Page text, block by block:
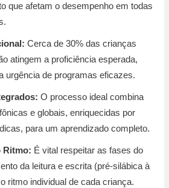
que afetam o desempenho em todas
Cerca de 30% das crianças
atingem a proficiência esperada,
urgência de programas eficazes.
O processo ideal combina
e globais, enriquecidas por
para um aprendizado completo.
Ritmo: É vital respeitar as fases do
da leitura e escrita (pré-silábica à
ritmo individual de cada criança.